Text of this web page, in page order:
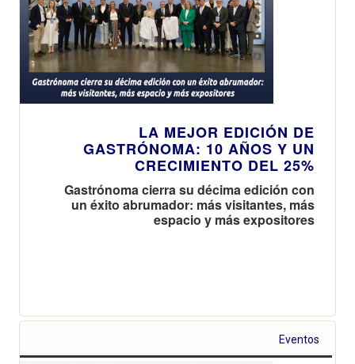
LA MEJOR EDICIÓN DE
GASTRÓNOMA: 10 AÑOS Y UN
CRECIMIENTO DEL 25%
Gastrónoma cierra su décima edición con
un éxito abrumador: más visitantes, más
espacio y más expositores
Eventos